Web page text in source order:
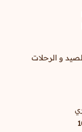
و الرحلات